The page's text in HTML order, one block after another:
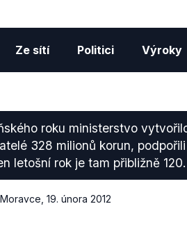
Ze sítí Politici Výroky
roku ministerstvo
328 milionů korun,
letošní rok je tam přibližně 120.
19. února 2012